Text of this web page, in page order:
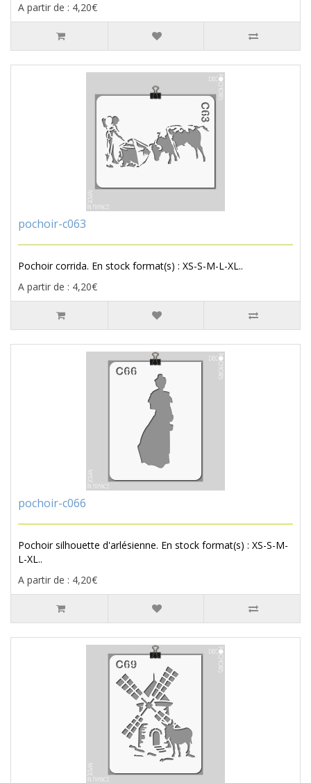
A partir de : 4,20€
pochoir-c063
Pochoir corrida. En stock format(s) : XS-S-M-L-XL..
A partir de : 4,20€
pochoir-c066
Pochoir silhouette d'arlésienne. En stock format(s) : XS-S-M-
L-XL..
A partir de : 4,20€